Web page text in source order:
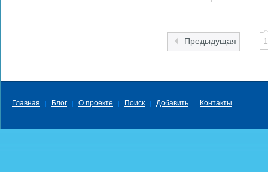
Предыдущая 1
Главная Блог О проекте Поиск Добавить Контакты